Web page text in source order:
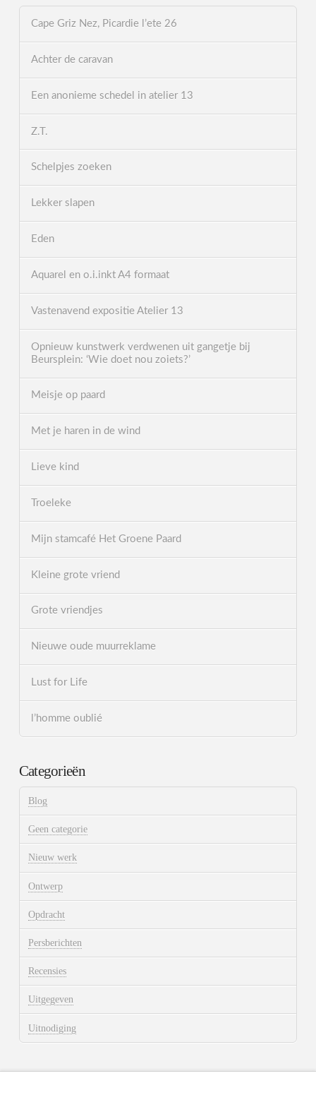
Cape Griz Nez, Picardie l’ete 26
Achter de caravan
Een anonieme schedel in atelier 13
Z.T.
Schelpjes zoeken
Lekker slapen
Eden
Aquarel en o.i.inkt A4 formaat
Vastenavend expositie Atelier 13
Opnieuw kunstwerk verdwenen uit gangetje bij
Beursplein: ‘Wie doet nou zoiets?’
Meisje op paard
Met je haren in de wind
Lieve kind
Troeleke
Mijn stamcafé Het Groene Paard
Kleine grote vriend
Grote vriendjes
Nieuwe oude muurreklame
Lust for Life
l’homme oublié
Categorieën
Blog
Geen categorie
Nieuw werk
Ontwerp
Opdracht
Persberichten
Recensies
Uitgegeven
Uitnodiging